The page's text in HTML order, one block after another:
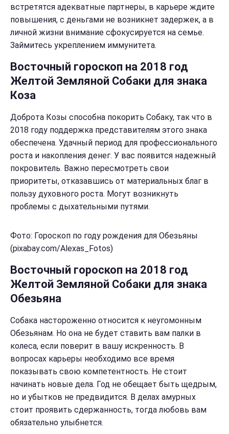
встретятся адекватные партнеры, в карьере ждите
повышения, с деньгами не возникнет задержек, а в
личной жизни внимание сфокусируется на семье.
Займитесь укреплением иммунитета.
Восточный гороскоп на 2018 год
Желтой Земляной Собаки для знака
Коза
Доброта Козы способна покорить Собаку, так что в
2018 году поддержка представителям этого знака
обеспечена. Удачный период для профессионального
роста и накопления денег. У вас появится надежный
покровитель. Важно пересмотреть свои
приоритеты, отказавшись от материальных благ в
пользу духовного роста. Могут возникнуть
проблемы с дыхательными путями.
Фото: Гороскоп по году рождения для Обезьяны
(pixabay.com/Alexas_Fotos)
Восточный гороскоп на 2018 год
Желтой Земляной Собаки для знака
Обезьяна
Собака настороженно относится к неугомонным
Обезьянам. Но она не будет ставить вам палки в
колеса, если поверит в вашу искренность. В
вопросах карьеры необходимо все время
показывать свою компетентность. Не стоит
начинать новые дела. Год не обещает быть щедрым,
но и убытков не предвидится. В делах амурных
стоит проявить сдержанность, тогда любовь вам
обязательно улыбнется.